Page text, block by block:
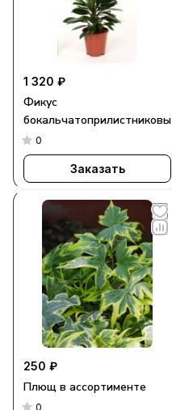
1 320 ₽
Фикус
бокальчатоприлистниковый
0
Заказать
250 ₽
Плющ в ассортименте
0